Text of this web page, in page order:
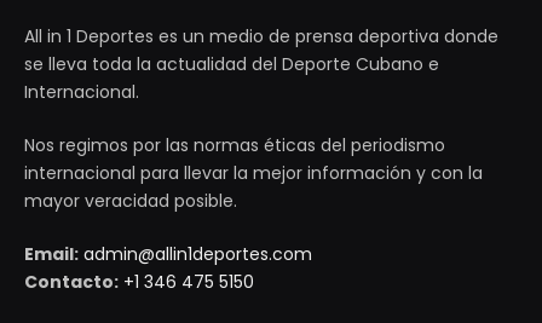
All in 1 Deportes es un medio de prensa deportiva donde
se lleva toda la actualidad del Deporte Cubano e
Internacional.
Nos regimos por las normas éticas del periodismo
internacional para llevar la mejor información y con la
mayor veracidad posible.
Email: admin@allin1deportes.com
Contacto: +1 346 475 5150